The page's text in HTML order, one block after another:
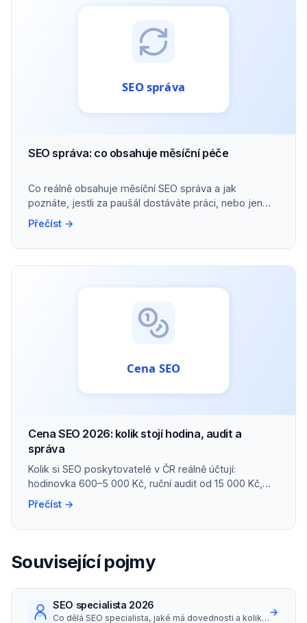
SEO správa: co obsahuje měsíční péče
Co reálně obsahuje měsíční SEO správa a jak
poznáte, jestli za paušál dostáváte práci, nebo jen
přehled.
Přečíst →
Cena SEO 2026: kolik stojí hodina, audit a
správa
Kolik si SEO poskytovatelé v ČR reálně účtují:
hodinovka 600–5 000 Kč, ruční audit od 15 000 Kč,
správa malého webu kolem 10 000 Kč/měs.
Přečíst →
Související pojmy
SEO specialista 2026
Co dělá SEO specialista, jaké má dovednosti a kolik
→